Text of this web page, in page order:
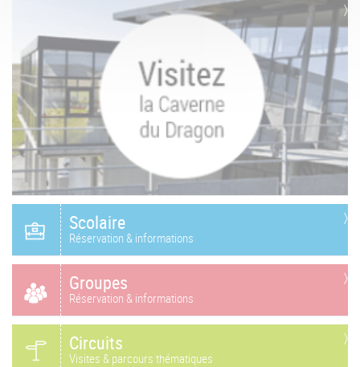
Scolaire
Réservation & informations
Groupes
Réservation & informations
Circuits
Visites & parcours thématiques